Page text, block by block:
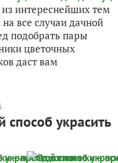
интереснейших тем
все случаи дачной
подобрать пары
цветочных
даст вам
способ украсить